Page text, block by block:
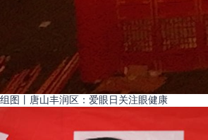
组图丨唐山丰润区：爱眼日关注眼健康